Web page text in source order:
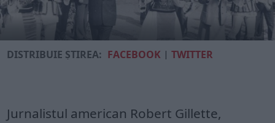
DISTRIBUIE ȘTIREA: FACEBOOK |TWITTER
Jurnalistul american Robert Gillette,